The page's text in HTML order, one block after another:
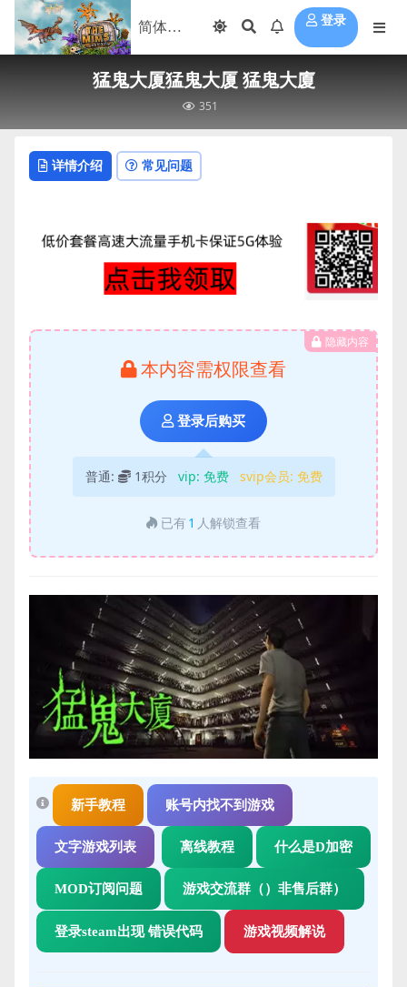
登录
猛鬼大厦猛鬼大厦 猛鬼大廈
351
详情介绍 常见问题
隐藏内容
本内容需权限查看
登录后购买
普通: 1积分 vip: 免费 svip会员: 免费
已有 1 人解锁查看
新手教程 账号内找不到游戏
文字游戏列表 离线教程 什么是D加密
MOD订阅问题 游戏交流群（）非售后群）
登录steam出现 错误代码 游戏视频解说